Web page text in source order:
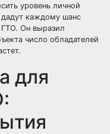
уровень личной
дадут каждому шанс
ГТО. Он выразил
число обладателей
для